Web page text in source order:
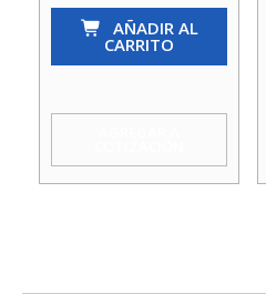
Inox
Hoffens
AÑADIR AL
CARRITO